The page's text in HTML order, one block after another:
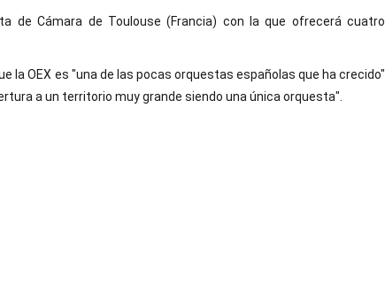
de Cámara de Toulouse (Francia) con la que ofrecerá cuatro
la OEX es "una de las pocas orquestas españolas que ha crecido"
a un territorio muy grande siendo una única orquesta".